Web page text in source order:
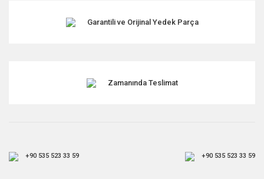
Garantili ve Orijinal Yedek Parça
Zamanında Teslimat
+90 535 523 33 59 +90 535 523 33 59